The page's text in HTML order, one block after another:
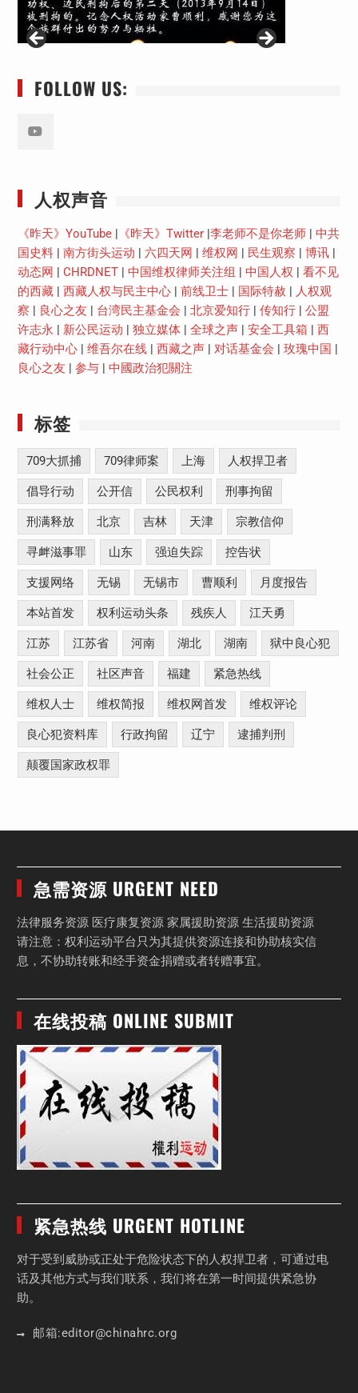
FOLLOW US:
人权声音
《昨天》YouTube| 《昨天》Twitter| 李老师不是你老师| 中共
国史料| 南方街头运动 六四天网 维权网 民生观察 博讯|
动态网
CHRDNET| 中国维权律师关注组 中国人权
看不见
的西藏| 西藏人权与民主中心| 前线卫士| 国际特赦
人权观
察
良心之友 台湾民主基金会 北京爱知行| 传知行| 公盟
许志永
新公民运动 独立媒体| 全球之声| 安全工具箱
西
藏行动中心| 维吾尔在线| 西藏之声| 对话基金会 玫瑰中国
良心之友
参与| 中國政治犯關注
标签
709大抓捕 709律师案 上海 人权捍卫者
倡导行动 公开信 公民权利 刑事拘留
刑满释放 北京 吉林 天津 宗教信仰
寻衅滋事罪 山东 强迫失踪 控告状
支援网络 无锡 无锡市 曹顺利 月度报告
本站首发 权利运动头条 残疾人 江天勇
江苏 江苏省 河南 湖北 湖南 狱中良心犯
社会公正 社区声音 福建 紧急热线
维权人士 维权简报 维权网首发 维权评论
良心犯资料库 行政拘留 辽宁 逮捕判刑
颠覆国家政权罪
急需资源 URGENT NEED
法律服务资源 医疗康复资源 家属援助资源 生活援助资源
请注意：权利运动平台只为其提供资源连接和协助核实信
息，不协助转账和经手资金捐赠或者转赠事宜。
在线投稿 ONLINE SUBMIT
紧急热线 URGENT HOTLINE
对于受到威胁或正处于危险状态下的人权捍卫者，可通过电
话及其他方式与我们联系，我们将在第一时间提供紧急协
助。
邮箱:editor@chinahrc.org